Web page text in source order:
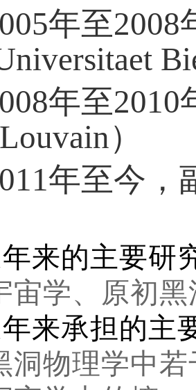
年至2008
年至2010
）
年至今，
来的主要研
宙学、原初
来承担的主
洞物理学中